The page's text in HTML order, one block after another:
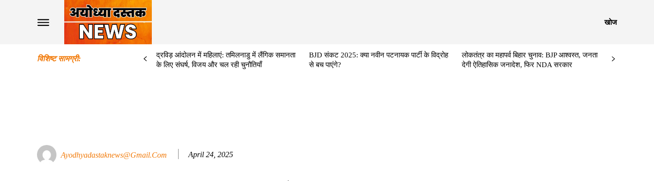
खोज
विशिष्ट सामग्री:
द्रविड़ आंदोलन में महिलाएं: तमिलनाडु में लैंगिक समानता
के लिए संघर्ष, विजय और चल रही चुनौतियाँ
BJD संकट 2025: क्या नवीन पटनायक पार्टी के विद्रोह
से बच पाएंगे?
लोकतंत्र का महापर्व बिहार चुनाव: BJP आश्वस्त, जनता
देगी ऐतिहासिक जनादेश, फिर NDA सरकार
Ayodhyadastaknews@gmail.com April 24, 2025